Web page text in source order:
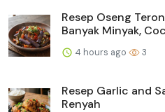
Resep Oseng
Banyak Minyak,
4 hours ago 3
Resep Garlic and
Renyah